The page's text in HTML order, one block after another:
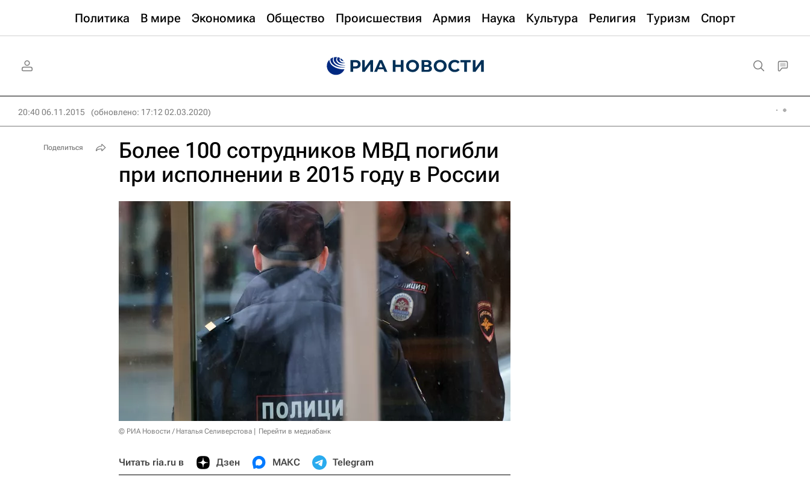
Политика В мире Экономика Общество Происшествия Армия Наука Культура Религия Туризм Спорт
20:40 06.11.2015 (обновлено: 17:12 02.03.2020)
Более 100 сотрудников МВД погибли
при исполнении в 2015 году в России
© РИА Новости / Наталья Селиверстова Перейти в медиабанк
Читать ria.ru в Дзен МАКС Telegram
Поделиться